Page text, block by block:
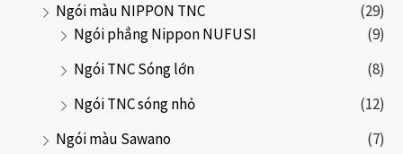
Ngói màu NIPPON TNC
(29)
Ngói phẳng Nippon NUFUSI
(9)
Ngói TNC Sóng lớn
(8)
Ngói TNC sóng nhỏ
(12)
Ngói màu Sawano
(7)